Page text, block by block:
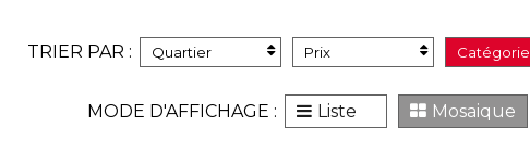
TRIER PAR : Quartier Prix Catégorie
MODE D'AFFICHAGE : Liste Mosaique